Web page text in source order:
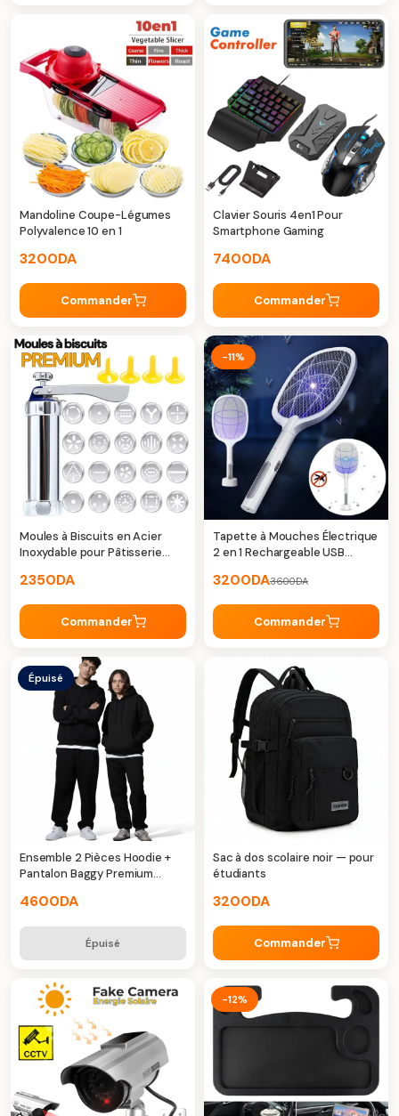
Mandoline Coupe-Légumes
Polyvalence 10 en 1
3200DA
Commander
Clavier Souris 4en1 Pour
Smartphone Gaming
7400DA
Commander
Moules à Biscuits en Acier
Inoxydable pour Pâtisserie
2350DA
Commander
-11%
Tapette à Mouches Électrique
2 en 1 Rechargeable USB
Protection
3200DA3600DA
Commander
Épuisé
Ensemble 2 Pièces Hoodie +
Pantalon Baggy Premium
4600DA
Épuisé
Sac à dos scolaire noir — pour
étudiants
3200DA
Commander
-12%